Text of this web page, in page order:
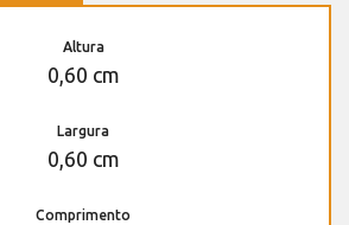
Altura
0,60 cm
Largura
0,60 cm
Comprimento